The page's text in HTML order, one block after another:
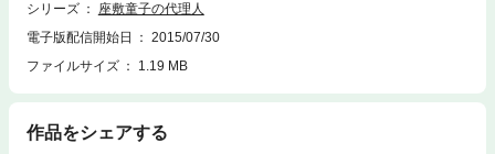
シリーズ
座敷童子の代理人
電子版配信開始日
2015/07/30
ファイルサイズ
1.19 MB
作品をシェアする